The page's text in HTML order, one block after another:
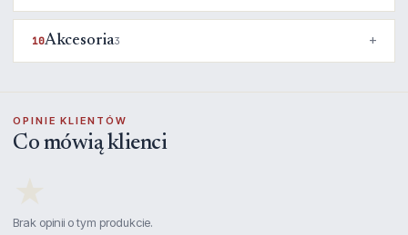
10Akcesoria3
OPINIE KLIENTÓW
Co mówią klienci
Brak opinii o tym produkcie.